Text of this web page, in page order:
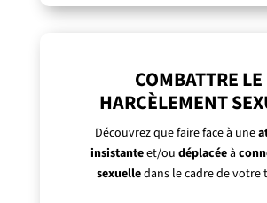
COMBATTRE LE
HARCÈLEMENT
Découvrez que faire face à une
insistanteet/oudéplacéeà
sexuelledans le cadre de votre